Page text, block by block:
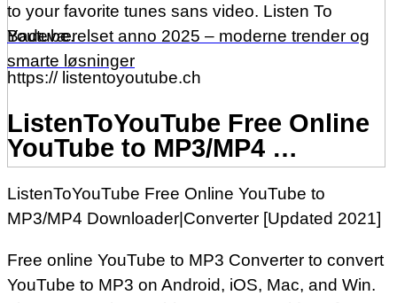
Badeværelset anno 2025 – moderne trender og
smarte løsninger
to your favorite tunes sans video. Listen To
Youtube.
https:// listentoyoutube.ch
ListenToYouTube Free Online
YouTube to MP3/MP4 …
ListenToYouTube Free Online YouTube to
MP3/MP4 Downloader|Converter [Updated 2021]
Free online YouTube to MP3 Converter to convert
YouTube to MP3 on Android, iOS, Mac, and Win.